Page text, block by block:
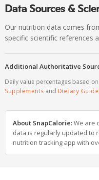
Data Sources &
Our nutrition data comes
specific scientific references
Additional Authoritative
Daily value percentages based on
Supplements and Dietary
About SnapCalorie:We are
data is regularly updated to
nutrition tracking app with